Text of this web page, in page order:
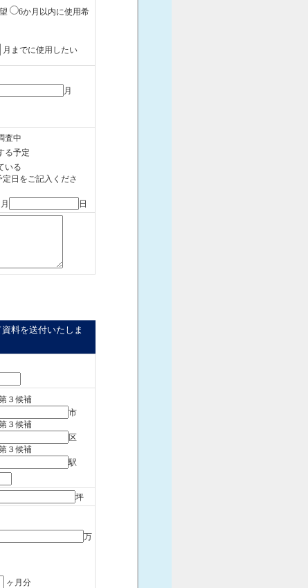
6か月以内に使用希
月までに使用したい
月
査中
る予定
いる
日をご記入くださ
月 日
料を送付いたしま
３候補
市
３候補
区
３候補
駅
坪
万
ヶ月分